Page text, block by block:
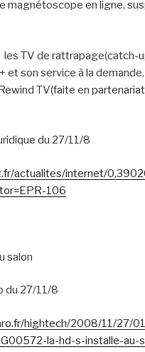
magnétoscope en ligne,
les TV de rattrapage(catch-
et son service à la
TV(faite en
du 27/11/8
actualites/internet/
106
salon
du 27/11/8
hightech/2008/11/27/
la-hd-s-installe-au-